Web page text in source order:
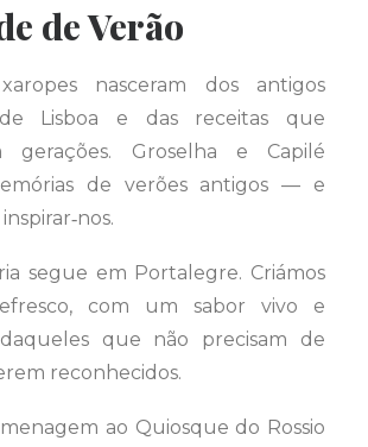
de Verão
nasceram dos antigos
Lisboa e das receitas que
gerações. Groselha e Capilé
de verões antigos — e
segue em Portalegre. Criámos
com um sabor vivo e
daqueles que não precisam de
reconhecidos.
ao Quiosque do Rossio